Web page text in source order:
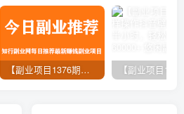
【副业项目1376期】龟课最新闲鱼项目玩法实战教程_全新升级月收益几千到几万